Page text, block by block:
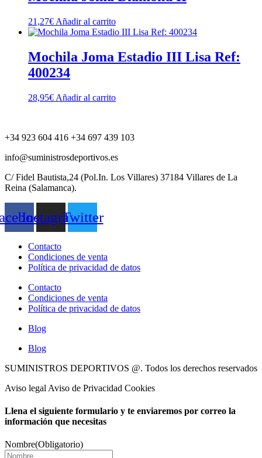
21,27€ Añadir al carrito
Mochila Joma Estadio III Lisa Ref:
400234
28,95€ Añadir al carrito
+34 923 604 416 +34 697 439 103
info@suministrosdeportivos.es
C/ Fidel Bautista,24 (Pol.In. Los Villares) 37184 Villares de La
Reina (Salamanca).
InstagramTwitter
Contacto
Condiciones de venta
Política de privacidad de datos
Contacto
Condiciones de venta
Política de privacidad de datos
Blog
Blog
SUMINISTROS DEPORTIVOS @. Todos los derechos reservados
Aviso legal Aviso de Privacidad Cookies
Llena el siguiente formulario y te enviaremos por correo la
información que necesitas
Nombre(Obligatorio)